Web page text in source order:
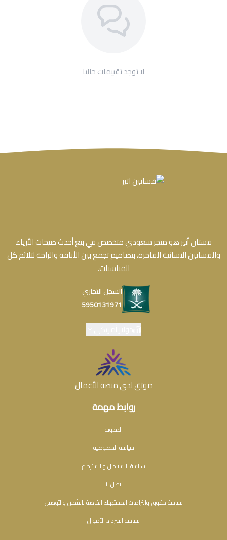
لا توجد تقييمات حاليا
روابط مهمة
المدونة
سياسة الخصوصية
سياسة الاستبدال والاسترجاع
اتصل بنا
سياسة حقوق والتزامات المستهلك الخاصة بالشحن والتوصيل
سياسة استرداد الأموال
فستان أثير هو متجر سعودي متخصص في بيع أحدث صيحات الأزياء
والفساتين النسائية الفاخرة، بتصاميم تجمع بين الأناقة والراحة لتلائم كل
المناسبات.
السجل التجاري
5950131971
موثق لدى منصة الأعمال